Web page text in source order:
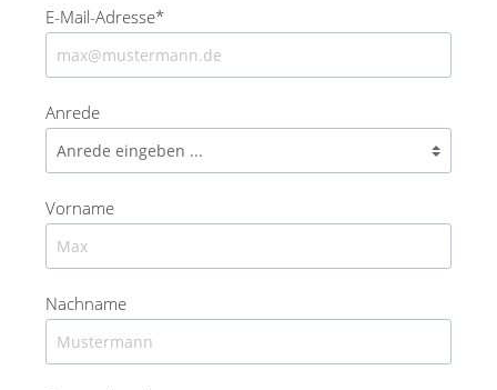
E-Mail-Adresse*
Anrede
Vorname
Nachname